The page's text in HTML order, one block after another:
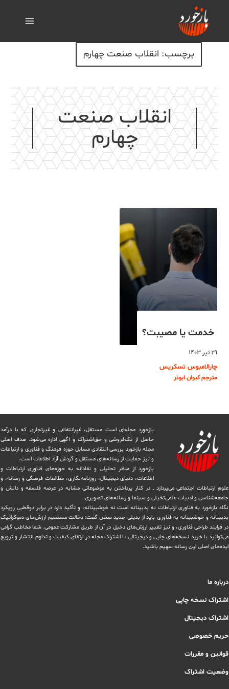
برچسب: انقلاب صنعت چهارم
انقلاب صنعت
چهارم
خدمت یا مصیبت؟
۲۹ تیر ۱۴۰۳
چارالامبوس تسکریس
مترجم کیوان ابوذر
بازخورد مجله‌ای است مستقل، غیرانتفاعی و غیرتجاری که با درآمد
حاصل از تک‌فروشی و حق‌اشتراک و آگهی اداره می‌شود. ‏هدف اصلی
مجله بازخورد بررسی انتقادی مسایل حوزه فرهنگ و فناوری و ارتباطات
و نیز حمایت از رسانه‌های مستقل و‌ گردش ‏آزاد اطلاعات است.
بازخورد از منظر تحلیلی و نقادانه به حوزه‌های فناوری ارتباطات و
اطلاعات، دنیای دیجیتال، روزنامه‌نگاری، ‏مطالعات فرهنگی و رسانه، و
علوم ارتباطات اجتماعی می‌پردازد ــ در کنار پرداختن به موضوعاتی مشابه در عرصه فلسفه و دانش و
‏جامعه‌شناسی و ادبیات علمی‌تخیلی و سینما و رسانه‌های تصویری.
نگاه بازخورد به فناوری ارتباطات نه بدبینانه است نه خوشبینانه، و تأکید دارد ‏در برابر دوقطبیِ رویکرد
بدبینانه و خوشبینانه به فناوری باید از بدیلی جدید سخن گفت: دخالت مستقیم ارزش‌های دموکراتیک
در ‏فرایند طراحی فناوری، و نیز تغییر ارزش‌های دخيل در آن از طریق مشاركت عمومی. شما مخاطب گرامی
می‌توانید با خرید نسخه‌های چاپی و دیجیتالی یا ‏اشتراک مجله در ارتقای کیفیت و تداوم انتشار و ترویج
ایده‌های اصلی این رسانه سهیم باشید.
درباره ما
اشتراک نسخه چاپی
اشتراک دیجیتال
حریم خصوصی
قوانین و مقررات
وضعیت اشتراک